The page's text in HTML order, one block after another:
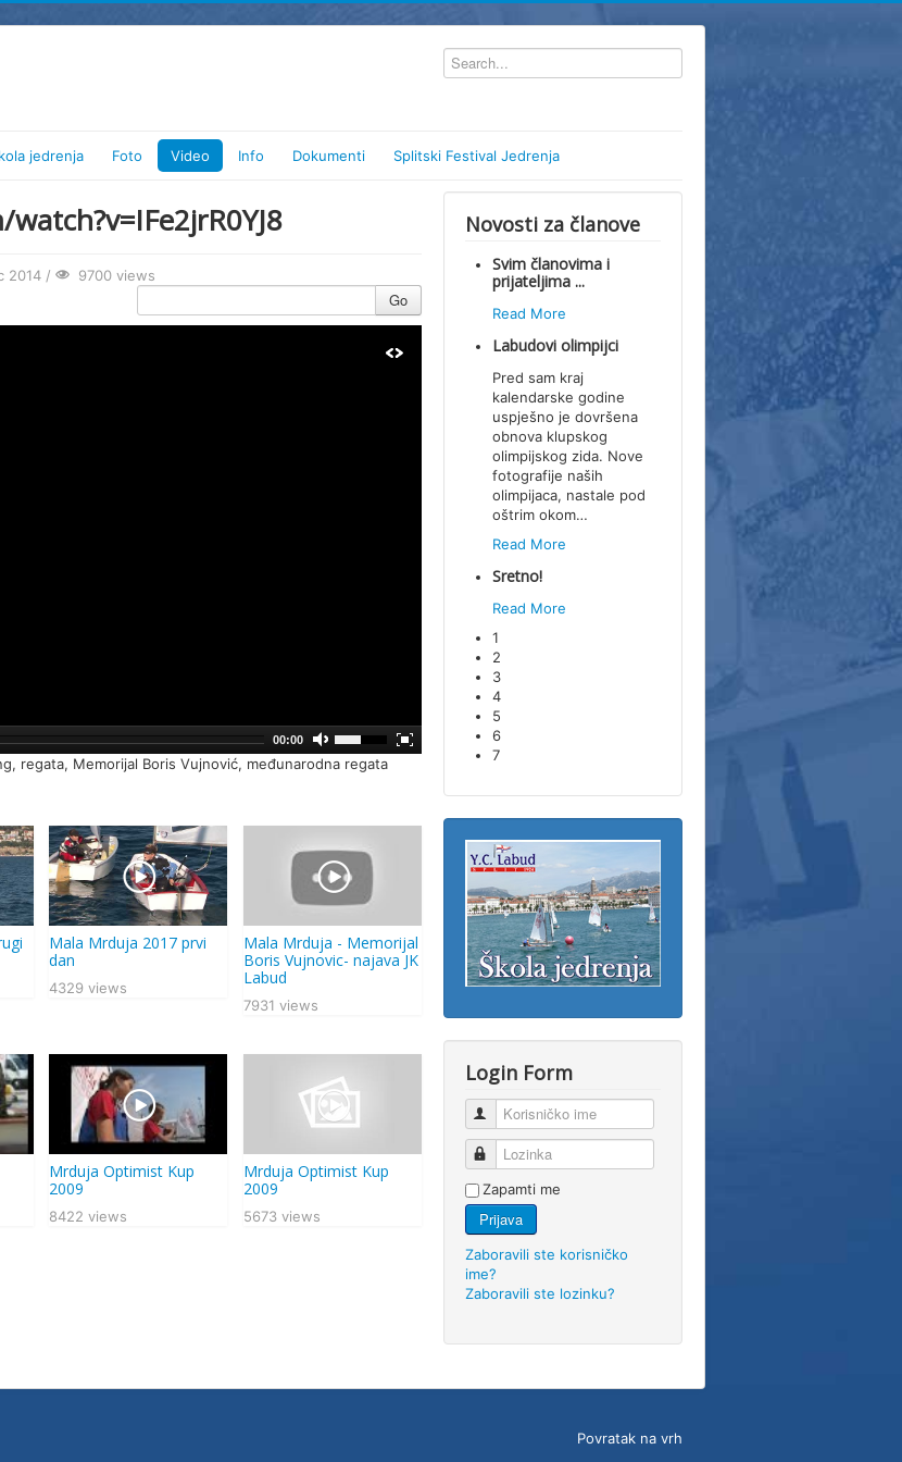
jedrenja Foto Video Info Dokumenti Splitski Festival Jedrenja
2014 / 9700 views
Go
00:00
regata, Memorijal Boris Vujnović, međunarodna regata
Mala Mrduja 2017 prvi
dan
4329 views
Mala Mrduja - Memorijal
Boris Vujnovic- najava JK
Labud
7931 views
Mrduja Optimist Kup
2009
8422 views
Mrduja Optimist Kup
2009
5673 views
Novosti za članove
Svim članovima i
prijateljima ...
Read More
Labudovi olimpijci
Pred sam kraj
kalendarske godine
uspješno je dovršena
obnova klupskog
olimpijskog zida. Nove
fotografije naših
olimpijaca, nastale pod
oštrim okom…
Read More
Sretno!
Read More
1
2
3
4
5
6
7
Login Form
Korisničko ime
Lozinka
Zapamti me
Prijava
Zaboravili ste korisničko
ime?
Zaboravili ste lozinku?
Povratak na vrh